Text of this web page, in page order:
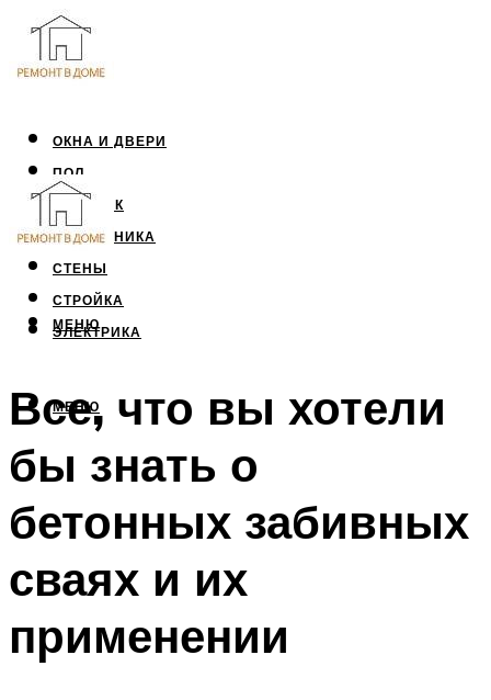
ОКНА И ДВЕРИ
ПОЛ
ПОТОЛОК
САНТЕХНИКА
СТЕНЫ
СТРОЙКА
ЭЛЕКТРИКА
МЕНЮ
МЕНЮ
Все, что вы хотели
бы знать о
бетонных забивных
сваях и их
применении